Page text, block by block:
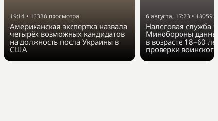
19:14 • 13338 просмотра
Американская экспертка назвала
четырёх возможных кандидатов
на должность посла Украины в
США
6 августа, 17:23 • 18059
Налоговая служба
Минобороны
в возрасте 18–60
проверки